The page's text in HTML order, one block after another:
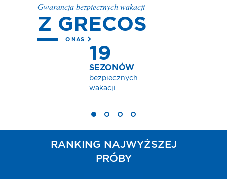
Gwarancja bezpiecznych wakacji
Z GRECOS
O NAS
RANKING NAJWYŻSZEJ
PRÓBY